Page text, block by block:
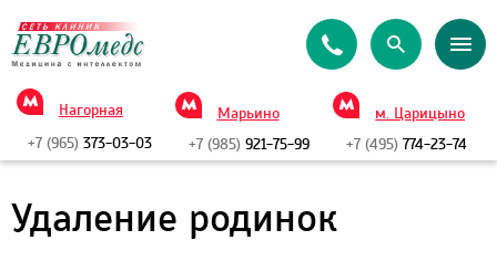
Нагорная
+7 (965) 373-03-03
Марьино
+7 (985)921-75-99
м. Царицыно
+7 (495) 774-23-74
Удаление родинок